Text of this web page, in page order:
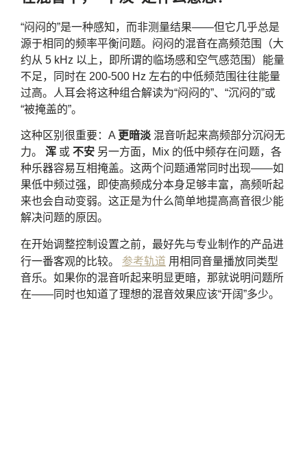
“闷闷的”是一种感知，而非测量结果——但它几乎总是
源于相同的频率平衡问题。闷闷的混音在高频范围（大
约从 5 kHz 以上，即所谓的临场感和空气感范围）能量
不足，同时在 200-500 Hz 左右的中低频范围往往能量
过高。人耳会将这种组合解读为“闷闷的”、“沉闷的”或
“被掩盖的”。
这种区别很重要：A 更暗淡 混音听起来高频部分沉闷无
力。 浑 或 不安 另一方面，Mix 的低中频存在问题，各
种乐器容易互相掩盖。这两个问题通常同时出现——如
果低中频过强，即使高频成分本身足够丰富，高频听起
来也会自动变弱。这正是为什么简单地提高高音很少能
解决问题的原因。
在开始调整控制设置之前，最好先与专业制作的产品进
行一番客观的比较。 参考轨道 用相同音量播放同类型
音乐。如果你的混音听起来明显更暗，那就说明问题所
在——同时也知道了理想的混音效果应该“开阔”多少。